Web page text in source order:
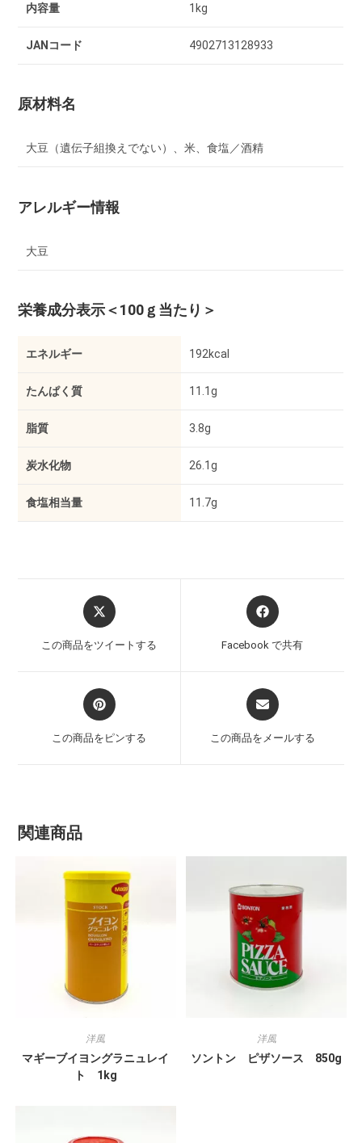
内容量 1kg
JANコード 4902713128933
原材料名
大豆（遺伝子組換えでない）、米、食塩／酒精
アレルギー情報
大豆
栄養成分表示＜100ｇ当たり＞
エネルギー 192kcal
たんぱく質 11.1g
脂質 3.8g
炭水化物 26.1g
食塩相当量 11.7g
この商品をツイートする Facebook で共有
この商品をピンする この商品をメールする
関連商品
洋風
マギーブイヨングラニュレイ
ト 1kg
洋風
ソントン ピザソース 850g